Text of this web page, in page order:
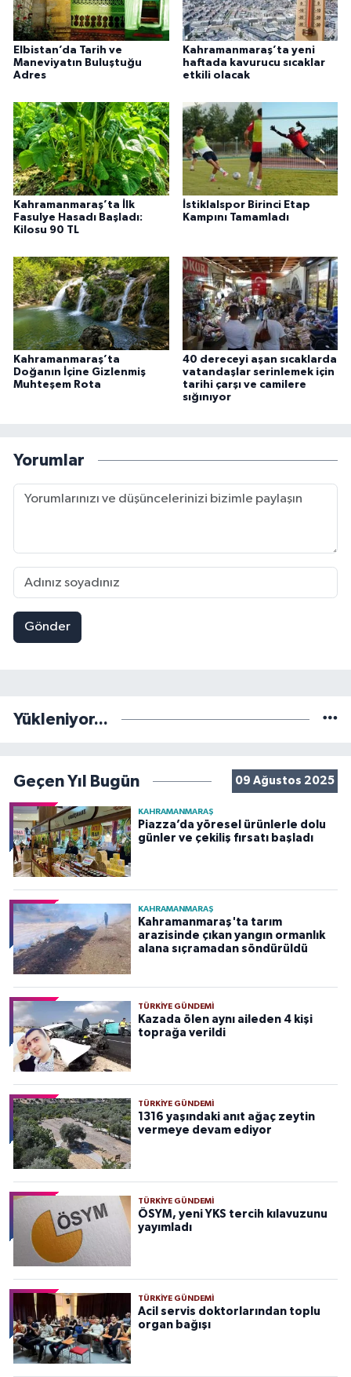
Elbistan’da Tarih ve
Maneviyatın Buluştuğu
Adres
Kahramanmaraş’ta yeni
haftada kavurucu sıcaklar
etkili olacak
Kahramanmaraş’ta İlk
Fasulye Hasadı Başladı:
Kilosu 90 TL
İstiklalspor Birinci Etap
Kampını Tamamladı
Kahramanmaraş’ta
Doğanın İçine Gizlenmiş
Muhteşem Rota
40 dereceyi aşan sıcaklarda
vatandaşlar serinlemek için
tarihi çarşı ve camilere
sığınıyor
Yorumlar
Gönder
Yükleniyor...
Geçen Yıl Bugün 09 Ağustos 2025
KAHRAMANMARAŞ
Piazza’da yöresel ürünlerle dolu
günler ve çekiliş fırsatı başladı
KAHRAMANMARAŞ
Kahramanmaraş'ta tarım
arazisinde çıkan yangın ormanlık
alana sıçramadan söndürüldü
TÜRKIYE GÜNDEMI
Kazada ölen aynı aileden 4 kişi
toprağa verildi
TÜRKIYE GÜNDEMI
1316 yaşındaki anıt ağaç zeytin
vermeye devam ediyor
TÜRKIYE GÜNDEMI
ÖSYM, yeni YKS tercih kılavuzunu
yayımladı
TÜRKIYE GÜNDEMI
Acil servis doktorlarından toplu
organ bağışı